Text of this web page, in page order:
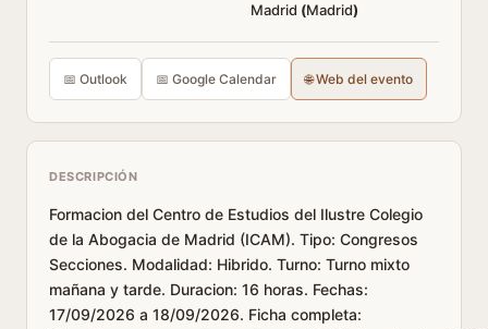
Madrid (Madrid)
📅 Outlook 📅 Google Calendar 🌐 Web del evento
DESCRIPCIÓN
Formacion del Centro de Estudios del Ilustre Colegio
de la Abogacia de Madrid (ICAM). Tipo: Congresos
Secciones. Modalidad: Hibrido. Turno: Turno mixto
mañana y tarde. Duracion: 16 horas. Fechas:
17/09/2026 a 18/09/2026. Ficha completa: